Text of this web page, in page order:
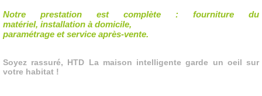
Notre prestation est complète : fourniture du
matériel, installation à domicile,
paramétrage et service après-vente.
Soyez rassuré, HTD La maison intelligente garde un oeil sur
votre habitat !